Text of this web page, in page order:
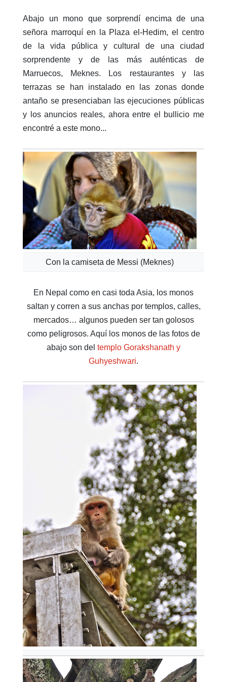
Abajo un mono que sorprendí encima de una
señora marroquí en la Plaza el-Hedim, el centro
de la vida pública y cultural de una ciudad
sorprendente y de las más auténticas de
Marruecos, Meknes. Los restaurantes y las
terrazas se han instalado en las zonas donde
antaño se presenciaban las ejecuciones públicas
y los anuncios reales, ahora entre el bullicio me
encontré a este mono...
Con la camiseta de Messi (Meknes)
En Nepal como en casi toda Asia, los monos
saltan y corren a sus anchas por templos, calles,
mercados… algunos pueden ser tan golosos
como peligrosos. Aquí los monos de las fotos de
abajo son del templo Gorakshanath y
Guhyeshwari.